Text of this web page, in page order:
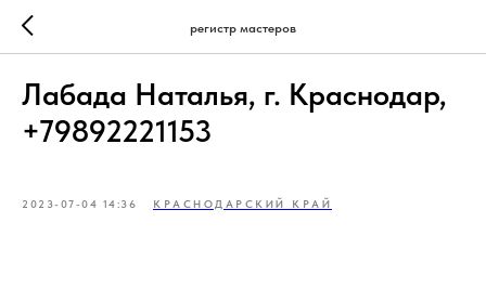
регистр мастеров
Лабада Наталья, г. Краснодар,
+79892221153
2023-07-04 14:36 КРАСНОДАРСКИЙ КРАЙ